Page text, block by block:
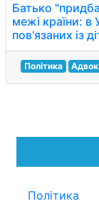
Політика
Батько
межі країни: в
пов'язаних із
Політика